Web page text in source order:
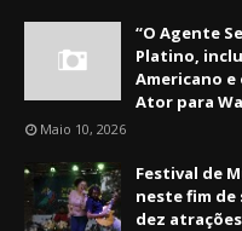
“O Agente
Platino,
Americano
Ator para
Maio 10, 2026
Festival de
neste fim de
dez